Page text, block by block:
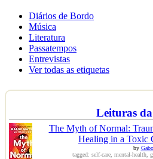
Diários de Bordo
Música
Literatura
Passatempos
Entrevistas
Ver todas as etiquetas
Leituras
The Myth of Normal:
Healing in a Toxic
by
tagged: self-care, mental-health,